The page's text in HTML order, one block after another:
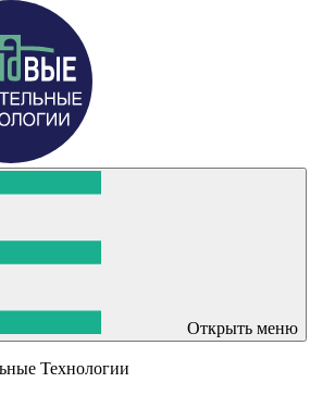
Открыть меню
Технологии